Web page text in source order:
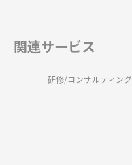
関連サービス
研修/コンサルティング